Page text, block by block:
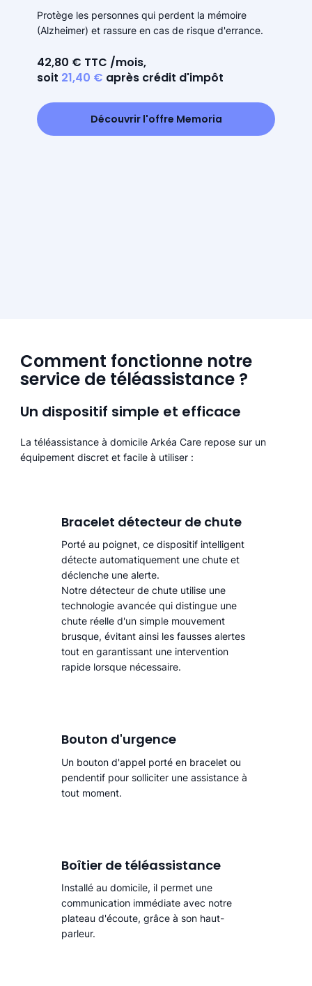
Protège les personnes qui perdent la mémoire
(Alzheimer) et rassure en cas de risque d'errance.
42,80 € TTC /mois,
soit 21,40 € après crédit d'impôt
Découvrir l'offre Memoria
Comment fonctionne notre
service de téléassistance ?
Un dispositif simple et efficace
La téléassistance à domicile Arkéa Care repose sur un
équipement discret et facile à utiliser :
Bracelet détecteur de chute
Porté au poignet, ce dispositif intelligent
détecte automatiquement une chute et
déclenche une alerte.​
Notre détecteur de chute utilise une
technologie avancée qui distingue une
chute réelle d'un simple mouvement
brusque, évitant ainsi les fausses alertes
tout en garantissant une intervention
rapide lorsque nécessaire.
Bouton d'urgence
Un bouton d'appel porté en bracelet ou
pendentif pour solliciter une assistance à
tout moment.
Boîtier de téléassistance
Installé au domicile, il permet une
communication immédiate avec notre
plateau d'écoute, grâce à son haut-
parleur.